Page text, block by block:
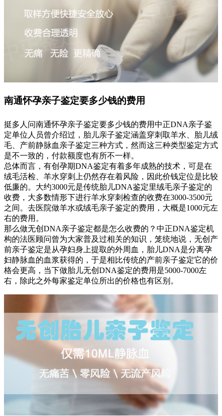
南通怀孕亲子鉴定要多少钱的费用
挺多人问南通怀孕亲子鉴定要多少钱的费用中正DNA亲子鉴
定单位人员曾介绍过，胎儿亲子鉴定涵盖穿刺取羊水、胎儿绒
毛、产前静脉血亲子鉴定三种方式，然而这三种类型鉴定方式
是不一致的，付款额度也有所不一样。
总体而言，有创孕期DNA鉴定有着多年成熟的技术，可是在
绒毛活检、羊水穿刺上仍然存在着风险，因此价钱定位是比较
低廉的。大约3000元是传统胎儿DNA鉴定里绒毛亲子鉴定的
收费，大多数情形下进行羊水穿刺检查的收费在3000-3500元
之间。去医院做羊水或绒毛亲子鉴定的费用，大概是1000元左
右的费用。
那么做无创DNA亲子鉴定都是怎么收费的？中正DNA鉴定机
构的法医顾问曾为大家普及过相关的知识，笼统地说，无创产
前亲子鉴定是从孕妇身上提取的外周血，胎儿DNA是分离孕
妇静脉血的血浆获得的，于是相比传统的产前亲子鉴定它的价
格会更高，当下做胎儿无创DNA鉴定的费用是5000-7000左
右，除此之外每家鉴定单位所出的价格也有区别。